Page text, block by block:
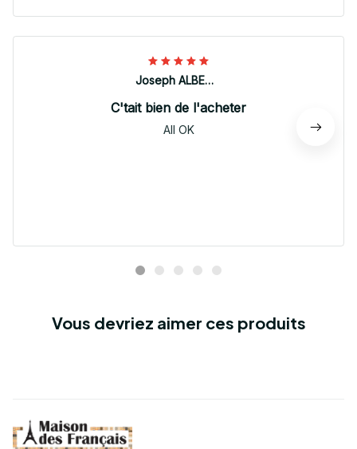
Joseph ALBERTINI
C'tait bien de l'acheter
All OK
Vous devriez aimer ces produits